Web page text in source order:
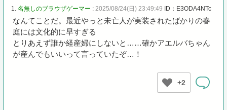
1. 名無しのブラウザゲーマー : 2025/08/24(日) 23:49:49 ID：E3ODA4NTc
なんてことだ。最近やっと未亡人が実装されたばかりの春
庭には文化的に早すぎる
とりあえず誰か経産婦にしないと……確かアエルバちゃん
が産んでもいいって言っていたぞ…！
+2